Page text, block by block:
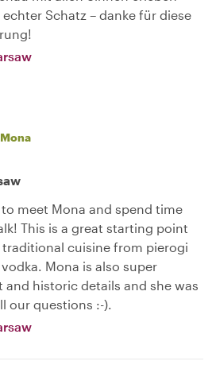
Schatz – danke für diese
Mona
meet Mona and spend time
This is a great starting point
cuisine from pierogi
Mona is also super
and historic details and she was
our questions :-).